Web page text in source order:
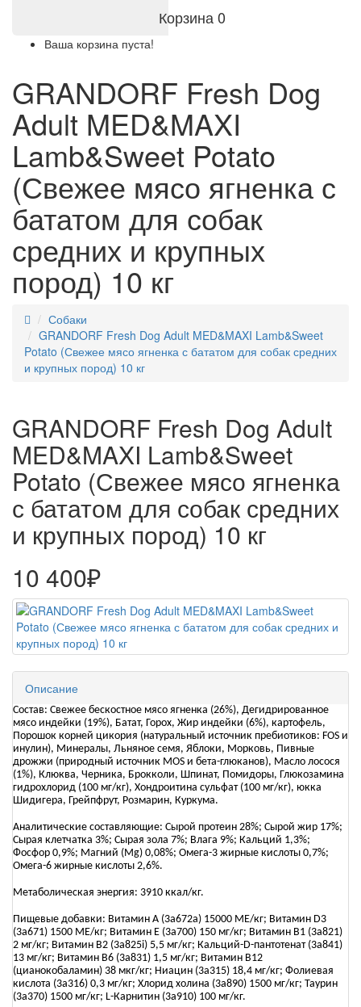
Корзина0
Ваша корзина пуста!
GRANDORF Fresh Dog
Adult MED&MAXI
Lamb&Sweet Potato
(Свежее мясо ягненка с
бататом для собак
средних и крупных
пород) 10 кг
Собаки
GRANDORF Fresh Dog Adult MED&MAXI Lamb&Sweet
Potato (Свежее мясо ягненка с бататом для собак средних
и крупных пород) 10 кг
GRANDORF Fresh Dog Adult
MED&MAXI Lamb&Sweet
Potato (Свежее мясо ягненка
с бататом для собак средних
и крупных пород) 10 кг
10 400₽
Описание
Состав: Свежее бескостное мясо ягненка (26%), Дегидрированное
мясо индейки (19%), Батат, Горох, Жир индейки (6%), картофель,
Порошок корней цикория (натуральный источник пребиотиков: FOS и
инулин), Минералы, Льняное семя, Яблоки, Морковь, Пивные
дрожжи (природный источник MOS и бета-глюканов), Масло лосося
(1%), Клюква, Черника, Брокколи, Шпинат, Помидоры, Глюкозамина
гидрохлорид (100 мг/кг), Хондроитина сульфат (100 мг/кг), юкка
Шидигера, Грейпфрут, Розмарин, Куркума.
Аналитические составляющие: Сырой протеин 28%; Сырой жир 17%;
Сырая клетчатка 3%; Сырая зола 7%; Влага 9%; Кальций 1,3%;
Фосфор 0,9%; Магний (Mg) 0,08%; Омега-3 жирные кислоты 0,7%;
Омега-6 жирные кислоты 2,6%.
Метаболическая энергия: 3910 ккал/кг.
Пищевые добавки: Витамин A (3a672a) 15000 МЕ/кг; Витамин D3
(3а671) 1500 МЕ/кг; Витамин Е (3а700) 150 мг/кг; Витамин B1 (3a821)
2 мг/кг; Витамин B2 (3a825i) 5,5 мг/кг; Кальций-D-пантотенат (3a841)
13 мг/кг; Витамин B6 (3a831) 1,5 мг/кг; Витамин B12
(цианокобаламин) 38 мкг/кг; Ниацин (3a315) 18,4 мг/кг; Фолиевая
кислота (3a316) 0,3 мг/кг; Хлорид холина (3a890) 1500 мг/кг; Таурин
(3a370) 1500 мг/кг; L-Карнитин (3a910) 100 мг/кг.